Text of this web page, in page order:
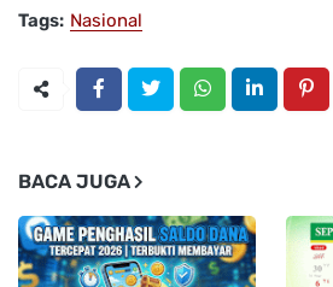
Tags: Nasional
BACA JUGA